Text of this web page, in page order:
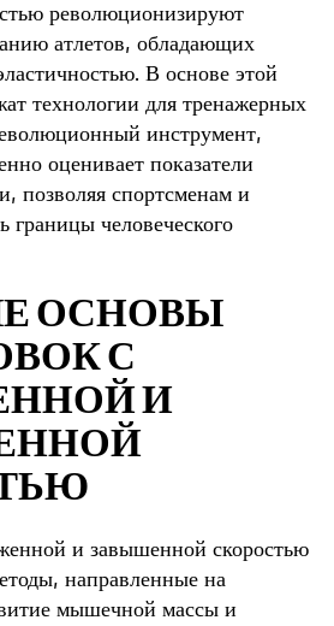
революционизируют
атлетов, обладающих
В основе этой
технологии для тренажерных
инструмент,
оценивает показатели
позволяя спортсменам и
границы человеческого
ОСНОВЫ
С
И
и завышенной скоростью
направленные на
мышечной массы и